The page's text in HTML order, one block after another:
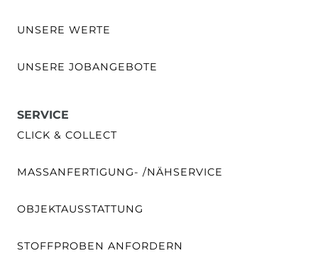
UNSERE WERTE
UNSERE JOBANGEBOTE
SERVICE
CLICK & COLLECT
MASSANFERTIGUNG- /NÄHSERVICE
OBJEKTAUSSTATTUNG
STOFFPROBEN ANFORDERN